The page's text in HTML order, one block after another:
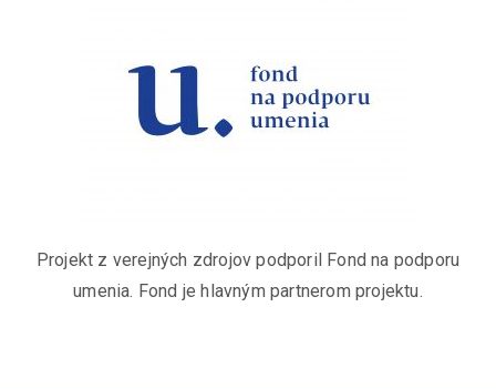
Projekt z verejných zdrojov podporil Fond na podporu
umenia. Fond je hlavným partnerom projektu.